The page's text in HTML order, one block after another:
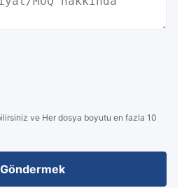
ve Her dosya boyutu en fazla 10
Göndermek